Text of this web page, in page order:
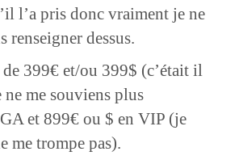
l’a pris donc vraiment je ne
renseigner dessus.
399€ et/ou 399$ (c’était il
ne me souviens plus
et 899€ ou $ en VIP (je
me trompe pas).